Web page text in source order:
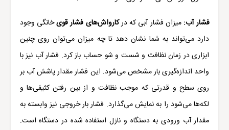
فشار آب: میزان فشار آبی که درکارواش‌های فشار قویخانگی وجود
دارد می‌تواند به شما نشان دهد تا چه میزان می‌توان روی چنین
ابزاری در زمان نظافت و شست و شو حساب باز کرد. فشار آب نیز با
واحد اندازه‌گیری بار مشخص می‌شود. این فشار مقدار پاشش آب بر
روی سطح و قدرتی که موجب نظافت و از بین رفتن کثیفی‌ها و
لکه‌ها می‌شود را به نمایش می‌گذارد. فشار بار خروجی نیز وابسته به
مقدار آب ورودی به دستگاه و نازل استفاده شده در دستگاه است.